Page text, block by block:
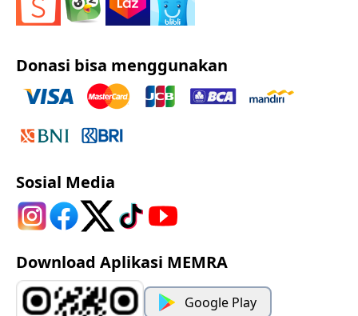
Donasi bisa menggunakan
Sosial Media
Download Aplikasi MEMRA
Google Play